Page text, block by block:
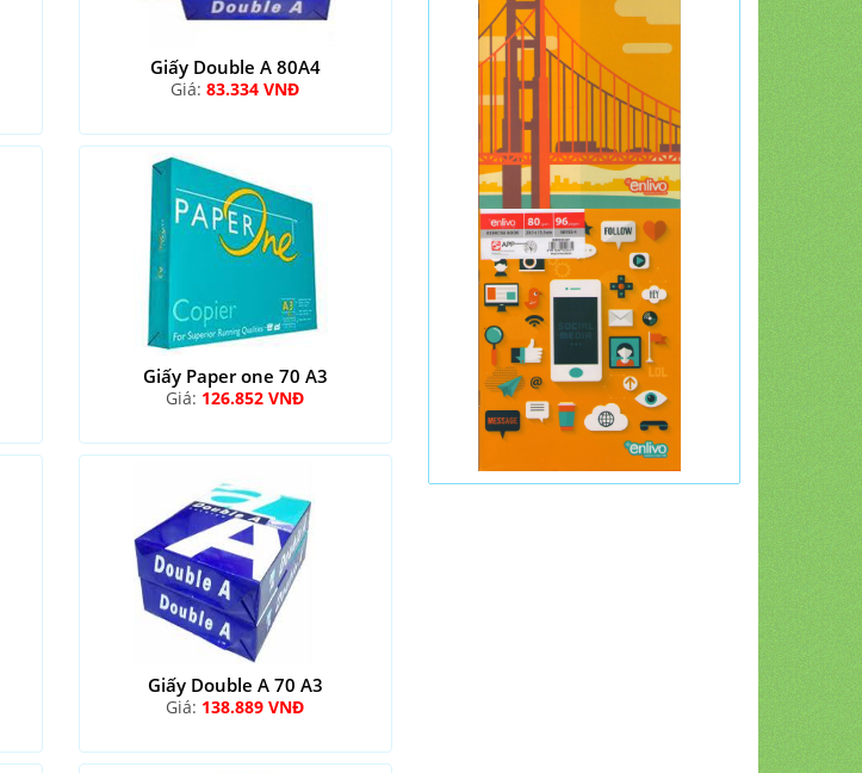
Giấy Double A 80A4
Giá:83.334 VNĐ
Giấy Paper one 70 A3
Giá: 126.852 VNĐ
Giấy Double A 70 A3
Giá: 138.889 VNĐ